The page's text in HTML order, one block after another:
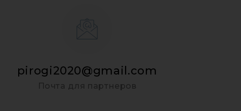
pirogi2020@gmail.com
Почта для партнеров